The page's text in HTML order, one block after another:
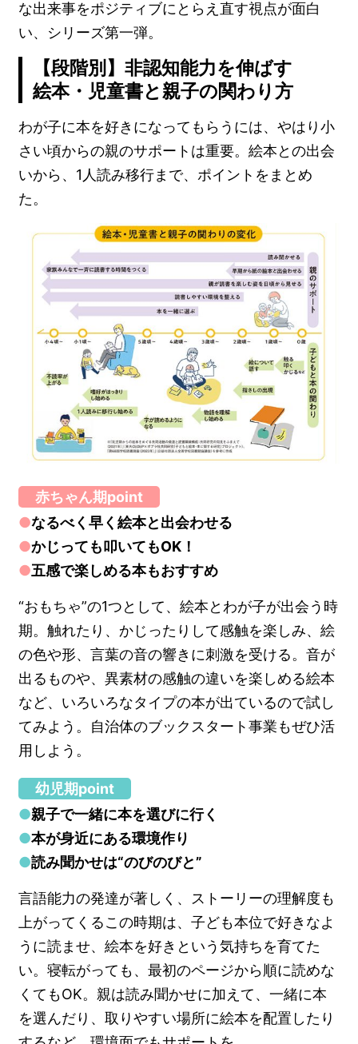
な出来事をポジティブにとらえ直す視点が面白
い、シリーズ第一弾。
【段階別】非認知能力を伸ばす
絵本・児童書と親子の関わり方
わが子に本を好きになってもらうには、やはり小
さい頃からの親のサポートは重要。絵本との出会
いから、1人読み移行まで、ポイントをまとめ
た。
赤ちゃん期point
●なるべく早く絵本と出会わせる
●かじっても叩いてもOK！
●五感で楽しめる本もおすすめ
“おもちゃ”の1つとして、絵本とわが子が出会う時
期。触れたり、かじったりして感触を楽しみ、絵
の色や形、言葉の音の響きに刺激を受ける。音が
出るものや、異素材の感触の違いを楽しめる絵本
など、いろいろなタイプの本が出ているので試し
てみよう。自治体のブックスタート事業もぜひ活
用しよう。
幼児期point
●親子で一緒に本を選びに行く
●本が身近にある環境作り
●読み聞かせは“のびのびと”
言語能力の発達が著しく、ストーリーの理解度も
上がってくるこの時期は、子ども本位で好きなよ
うに読ませ、絵本を好きという気持ちを育てた
い。寝転がっても、最初のページから順に読めな
くてもOK。親は読み聞かせに加えて、一緒に本
を選んだり、取りやすい場所に絵本を配置したり